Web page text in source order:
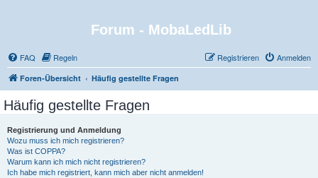
Forum - MobaLedLib
FAQ Regeln Anmelden
Registrieren
Foren-Übersicht Häufig gestellte Fragen
Häufig gestellte Fragen
Registrierung und Anmeldung
Wozu muss ich mich registrieren?
Was ist COPPA?
Warum kann ich mich nicht registrieren?
Ich habe mich registriert, kann mich aber nicht anmelden!